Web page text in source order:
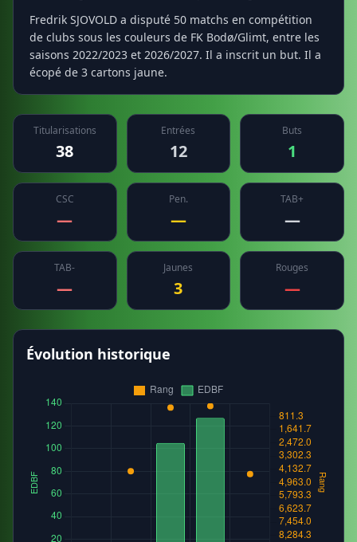
Fredrik SJOVOLD a disputé 50 matchs en compétition
de clubs sous les couleurs de FK Bodø/Glimt, entre les
saisons 2022/2023 et 2026/2027. Il a inscrit un but. Il a
écopé de 3 cartons jaune.
Titularisations
38
Entrées
12
Buts
1
CSC
—
Pen.
—
TAB+
—
TAB-
—
Jaunes
3
Rouges
—
Évolution historique